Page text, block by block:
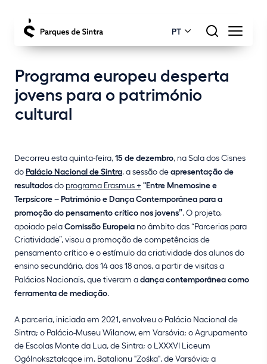
PT
Programa europeu desperta
jovens para o património
cultural
Decorreu esta quinta-feira,15 de dezembro, na Sala dos Cisnes
doPalácio Nacional de Sintra, a sessão deapresentação de
resultadosdo programa Erasmus + "Entre Mnemosine e
Terpsícore – Património e Dança Contemporânea para a
promoção do pensamento crítico nos jovens”. O projeto,
apoiado pelaComissão Europeia no âmbito das “Parcerias para
Criatividade”, visou a promoção de competências de
pensamento crítico e o estímulo da criatividade dos alunos do
ensino secundário, dos 14 aos 18 anos, a partir de visitas a
Palácios Nacionais, que tiveram adança contemporânea como
ferramenta de mediação.
A parceria, iniciada em 2021, envolveu o Palácio Nacional de
Sintra; o Palácio-Museu Wilanow, em Varsóvia; o Agrupamento
de Escolas Monte da Lua, de Sintra; o LXXXVI Liceum
Ogólnokształcące im. Batalionu "Zośka", de Varsóvia; a